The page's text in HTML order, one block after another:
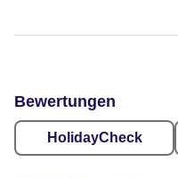
Bewertungen
HolidayCheck